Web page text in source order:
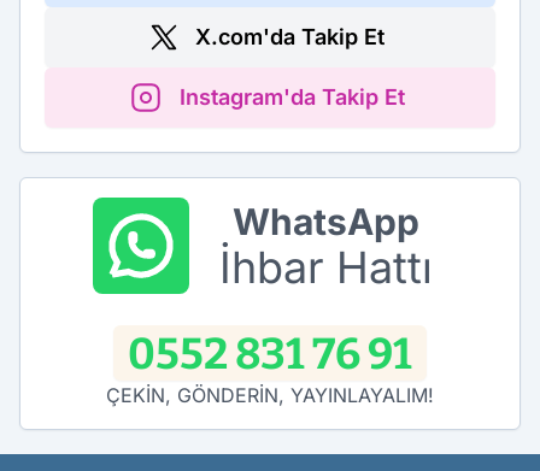
X.com'da Takip Et
Instagram'da Takip Et
WhatsApp
İhbar Hattı
0552 831 76 91
ÇEKİN, GÖNDERİN, YAYINLAYALIM!